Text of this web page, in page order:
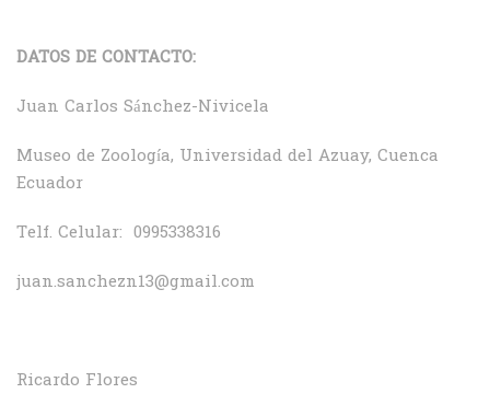
DATOS DE CONTACTO:
Juan Carlos Sánchez-Nivicela
Museo de Zoología, Universidad del Azuay, Cuenca
Ecuador
Telf. Celular: 0995338316
juan.sanchezn13@gmail.com
Ricardo Flores